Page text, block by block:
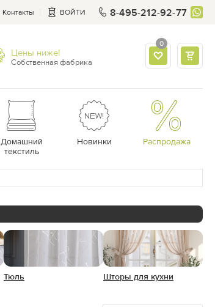
Контакты ВОЙТИ 8-495-212-92-77
Цены ниже!
Собственная фабрика
0
Домашний
текстиль
Новинки Распродажа
Тюль Шторы для кухни